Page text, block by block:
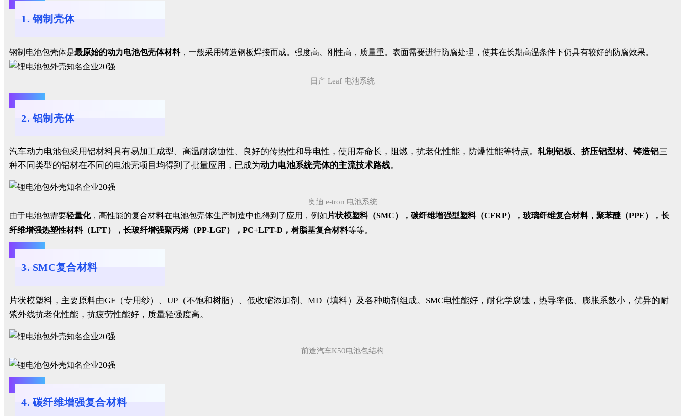
1. 钢制壳体
钢制电池包壳体是最原始的动力电池包壳体材料，一般采用铸造钢板焊接而成。强度高、刚性高，质量重。表面需要进行防腐处理，使其在长期高温条件下仍具有较好的防腐效果。
日产 Leaf 电池系统
2. 铝制壳体
汽车动力电池包采用铝材料具有易加工成型、高温耐腐蚀性、良好的传热性和导电性，使用寿命长，阻燃，抗老化性能，防爆性能等特点。 轧制铝板、挤压铝型材、铸造铝三
种不同类型的铝材在不同的电池壳项目均得到了批量应用，已成为动力电池系统壳体的主流技术路线。
奥迪 e-tron 电池系统
由于电池包需要轻量化，高性能的复合材料在电池包壳体生产制造中也得到了应用，例如 片状模塑料（SMC），碳纤维增强型塑料（CFRP），玻璃纤维复合材料，聚苯醚（PPE），长
纤维增强热塑性材料（LFT），长玻纤增强聚丙烯（PP-LGF），PC+LFT-D，树脂基复合材料等等。
3. SMC复合材料
片状模塑料，主要原料由GF（专用纱）、UP（不饱和树脂）、低收缩添加剂、MD（填料）及各种助剂组成。SMC电性能好，耐化学腐蚀，热导率低、膨胀系数小，优异的耐
紫外线抗老化性能，抗疲劳性能好，质量轻强度高。
前途汽车K50电池包结构
4. 碳纤维增强复合材料